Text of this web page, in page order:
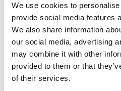
We use cookies to
provide social media features
We also share information
our social media, advertising
may combine it with other
provided to them or that
of their services.
Composants Quintus